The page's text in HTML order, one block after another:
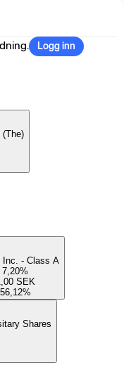
Logg inn
(The)
Inc. - Class A
7,20%
SEK
56,12%
Shares